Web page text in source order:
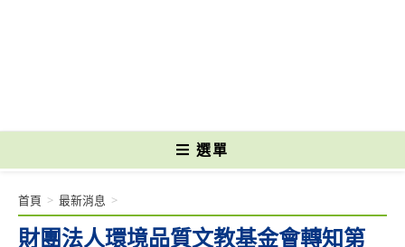
選單
財團法人環境品質文教基金會轉知第
首頁 > 最新消息 >